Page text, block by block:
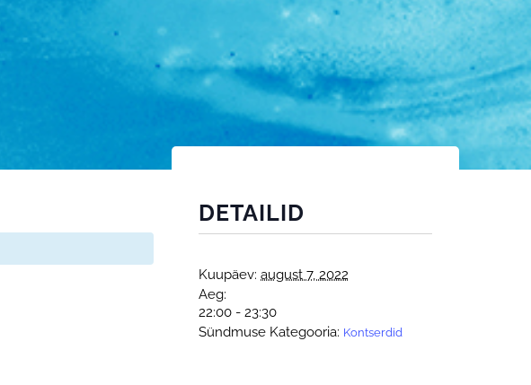
DETAILID
Kuupäev: august 7, 2022
Aeg:
22:00 - 23:30
Sündmuse Kategooria: Kontserdid